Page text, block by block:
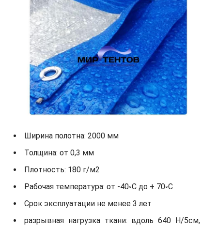
Ширина полотна: 2000 мм
Толщина: от 0,3 мм
Плотность: 180 г/м2
Рабочая температура: от -40◦С до + 70◦С
Срок эксплуатации не менее 3 лет
разрывная нагрузка ткани: вдоль 640 Н/5см,